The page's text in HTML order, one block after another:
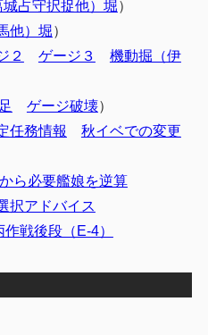
城占守択捉他）堀）
他）堀）
２ ゲージ３
機動掘（伊
ゲージ破壊）
任務情報
秋イベでの変更
ら必要艦娘を逆算
択アドバイス
作戦後段（E-4）